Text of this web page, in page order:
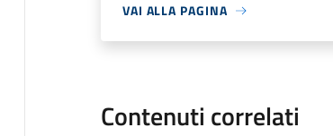
VAI ALLA PAGINA
Contenuti correlati